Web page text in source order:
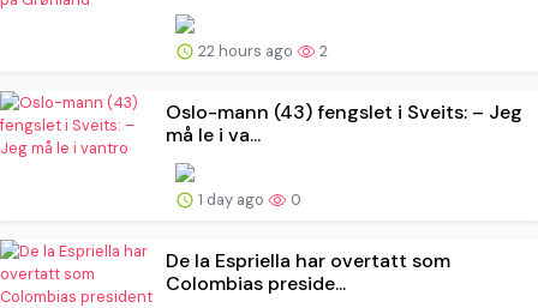
22 hours ago 2
Oslo-mann (43) fengslet i Sveits: – Jeg
må le i va...
1 day ago 0
De la Espriella har overtatt som
Colombias preside...